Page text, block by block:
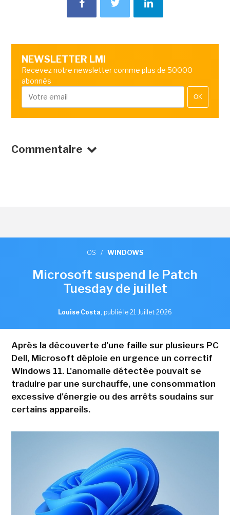
NEWSLETTER LMI
Recevez notre newsletter comme plus de 50000
abonnés
OK
Commentaire
OS / WINDOWS
Microsoft suspend le Patch
Tuesday de juillet
Louise Costa, publié le 21 Juillet 2026
Après la découverte d'une faille sur plusieurs PC
Dell, Microsoft déploie en urgence un correctif
Windows 11. L'anomalie détectée pouvait se
traduire par une surchauffe, une consommation
excessive d'énergie ou des arrêts soudains sur
certains appareils.